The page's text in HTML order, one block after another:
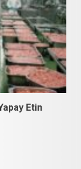
Etin